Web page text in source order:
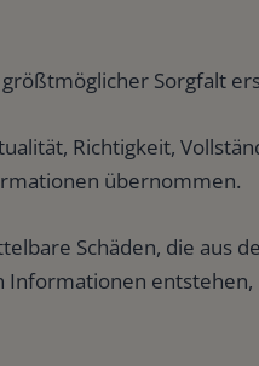
Sorgfalt
Richtigkeit,
übernommen.
Schäden, die aus
entstehen,